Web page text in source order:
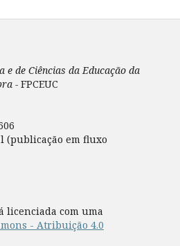
e de Ciências da Educação da
- FPCEUC
(publicação em fluxo
licenciada com uma
- Atribuição 4.0